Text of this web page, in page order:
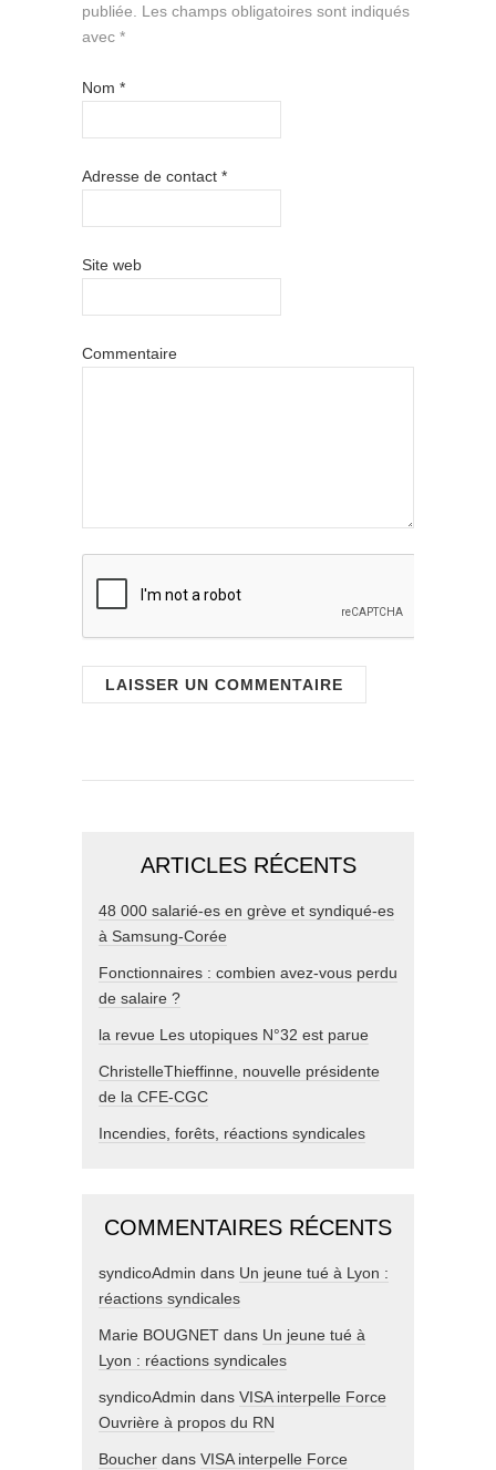
publiée.
Les champs obligatoires sont indiqués
avec *
Nom *
Adresse de contact *
Site web
Commentaire
ARTICLES RÉCENTS
48 000 salarié-es en grève et syndiqué-es
à Samsung-Corée
Fonctionnaires : combien avez-vous perdu
de salaire ?
la revue Les utopiques N°32 est parue
ChristelleThieffinne, nouvelle présidente
de la CFE-CGC
Incendies, forêts, réactions syndicales
COMMENTAIRES RÉCENTS
syndicoAdmin dans Un jeune tué à Lyon :
réactions syndicales
Marie BOUGNET dans Un jeune tué à
Lyon : réactions syndicales
syndicoAdmin dans VISA interpelle Force
Ouvrière à propos du RN
Boucher dans VISA interpelle Force